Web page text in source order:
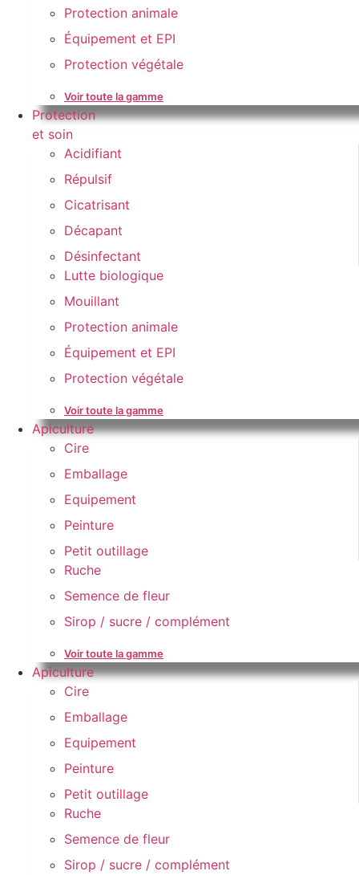
Protection animale
Équipement et EPI
Protection végétale
Voir toute la gamme
Protection
et soin
Acidifiant
Répulsif
Cicatrisant
Décapant
Désinfectant
Lutte biologique
Mouillant
Protection animale
Équipement et EPI
Protection végétale
Voir toute la gamme
Apiculture
Cire
Emballage
Equipement
Peinture
Petit outillage
Ruche
Semence de fleur
Sirop / sucre / complément
Voir toute la gamme
Apiculture
Cire
Emballage
Equipement
Peinture
Petit outillage
Ruche
Semence de fleur
Sirop / sucre / complément